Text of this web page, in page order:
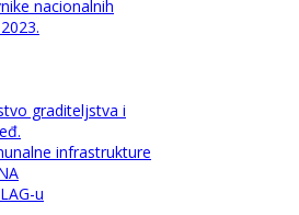
nacionalnih
graditeljstva i
infrastrukture
u